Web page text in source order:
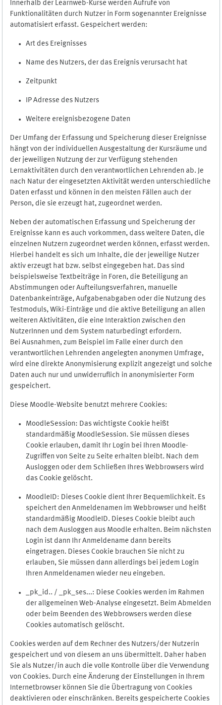
Innerhalb der Learnweb-Kurse werden Aufrufe von
Funktionalitäten durch Nutzer in Form sogenannter Ereignisse
automatisiert erfasst. Gespeichert werden:
Art des Ereignisses
Name des Nutzers, der das Ereignis verursacht hat
Zeitpunkt
IP Adresse des Nutzers
Weitere ereignisbezogene Daten
Der Umfang der Erfassung und Speicherung dieser Ereignisse
hängt von der individuellen Ausgestaltung der Kursräume und
der jeweiligen Nutzung der zur Verfügung stehenden
Lernaktivitäten durch den verantwortlichen Lehrenden ab. Je
nach Natur der eingesetzten Aktivität werden unterschiedliche
Daten erfasst und können in den meisten Fällen auch der
Person, die sie erzeugt hat, zugeordnet werden.
Neben der automatischen Erfassung und Speicherung der
Ereignisse kann es auch vorkommen, dass weitere Daten, die
einzelnen Nutzern zugeordnet werden können, erfasst werden.
Hierbei handelt es sich um Inhalte, die der jeweilige Nutzer
aktiv erzeugt hat bzw. selbst eingegeben hat. Das sind
beispielsweise Textbeiträge in Foren, die Beteiligung an
Abstimmungen oder Aufteilungsverfahren, manuelle
Datenbankeinträge, Aufgabenabgaben oder die Nutzung des
Testmoduls, Wiki-Einträge und die aktive Beteiligung an allen
weiteren Aktivitäten, die eine Interaktion zwischen den
NutzerInnen und dem System naturbedingt erfordern.
Bei Ausnahmen, zum Beispiel im Falle einer durch den
verantwortlichen Lehrenden angelegten anonymen Umfrage,
wird eine direkte Anonymisierung explizit angezeigt und solche
Daten auch nur und unwiderruflich in anonymisierter Form
gespeichert.
Diese Moodle-Website benutzt mehrere Cookies:
MoodleSession: Das wichtigste Cookie heißt
standardmäßig MoodleSession. Sie müssen dieses
Cookie erlauben, damit Ihr Login bei Ihren Moodle-
Zugriffen von Seite zu Seite erhalten bleibt. Nach dem
Ausloggen oder dem Schließen Ihres Webbrowsers wird
das Cookie gelöscht.
MoodleID: Dieses Cookie dient Ihrer Bequemlichkeit. Es
speichert den Anmeldenamen im Webbrowser und heißt
standardmäßig MoodleID. Dieses Cookie bleibt auch
nach dem Ausloggen aus Moodle erhalten. Beim nächsten
Login ist dann Ihr Anmeldename dann bereits
eingetragen. Dieses Cookie brauchen Sie nicht zu
erlauben, Sie müssen dann allerdings bei jedem Login
Ihren Anmeldenamen wieder neu eingeben.
_pk_id.. / _pk_ses...: Diese Cookies werden im Rahmen
der allgemeinen Web-Analyse eingesetzt. Beim Abmelden
oder beim Beenden des Webbrowsers werden diese
Cookies automatisch gelöscht.
Cookies werden auf dem Rechner des Nutzers/der Nutzerin
gespeichert und von diesem an uns übermittelt. Daher haben
Sie als Nutzer/in auch die volle Kontrolle über die Verwendung
von Cookies. Durch eine Änderung der Einstellungen in Ihrem
Internetbrowser können Sie die Übertragung von Cookies
deaktivieren oder einschränken. Bereits gespeicherte Cookies